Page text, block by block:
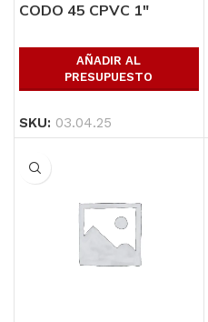
CODO 45 CPVC 1″
AÑADIR AL
PRESUPUESTO
SKU: 03.04.25